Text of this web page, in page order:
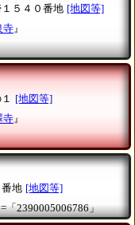
５４０番地 [地図等]
寺』
[地図等]
寺 』
地 [地図等]
「2390005006786」